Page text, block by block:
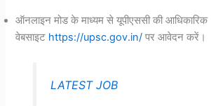
ऑनलाइन मोड के माध्यम से यूपीएससी की आधिकारिक
वेबसाइट https://upsc.gov.in/ पर आवेदन करें।
LATEST JOB